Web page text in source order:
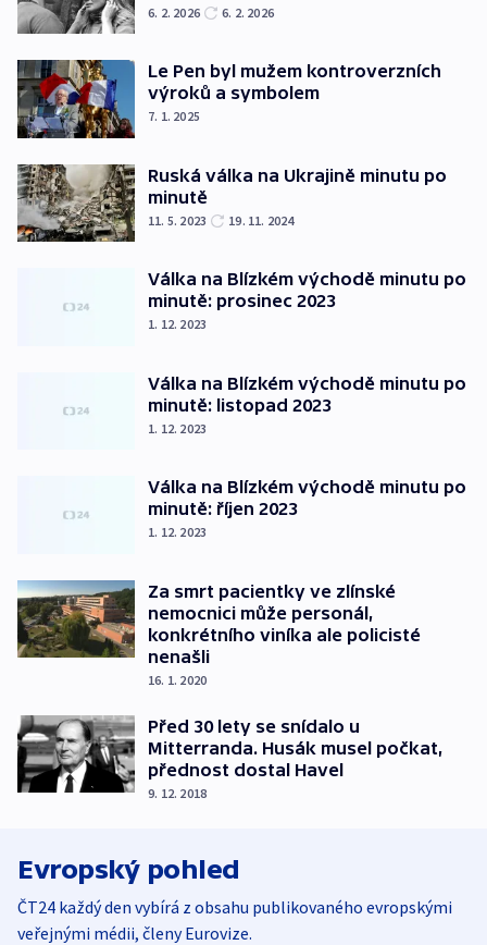
6. 2. 2026 6. 2. 2026
Le Pen byl mužem kontroverzních
výroků a symbolem
7. 1. 2025
Ruská válka na Ukrajině minutu po
minutě
11. 5. 2023 19. 11. 2024
Válka na Blízkém východě minutu po
minutě: prosinec 2023
1. 12. 2023
Válka na Blízkém východě minutu po
minutě: listopad 2023
1. 12. 2023
Válka na Blízkém východě minutu po
minutě: říjen 2023
1. 12. 2023
Za smrt pacientky ve zlínské
nemocnici může personál,
konkrétního viníka ale policisté
nenašli
16. 1. 2020
Před 30 lety se snídalo u
Mitterranda. Husák musel počkat,
přednost dostal Havel
9. 12. 2018
Evropský pohled
ČT24 každý den vybírá z obsahu publikovaného evropskými
veřejnými médii, členy Eurovize.